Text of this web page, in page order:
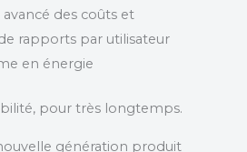
des coûts et
rapports par utilisateur
en énergie
pour très longtemps.
génération produit